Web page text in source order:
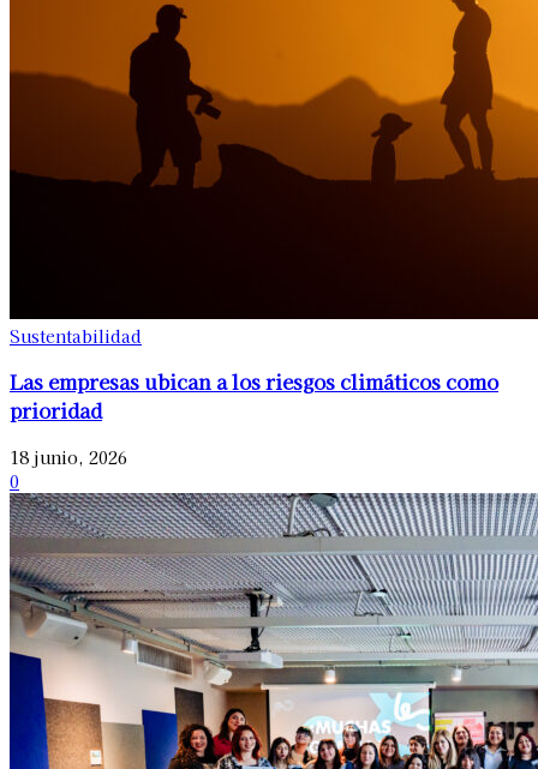
Sustentabilidad
Las empresas ubican a los riesgos climáticos como
prioridad
18 junio, 2026
0